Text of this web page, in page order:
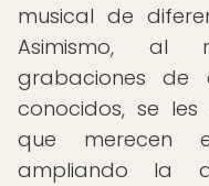
musical de
Asimismo, al
grabaciones de
conocidos, se
que merecen
ampliando la